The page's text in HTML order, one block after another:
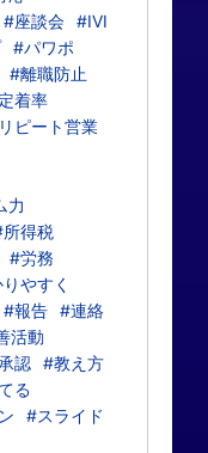
#座談会 #IVI
#パワポ
#離職防止
着率
ピート営業
力
得税
#労務
やすく
#報告 #連絡
活動
認 #教え方
る
#スライド